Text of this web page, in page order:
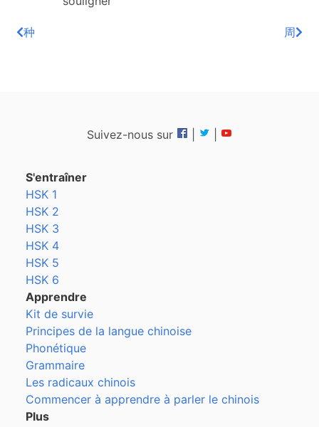
种 周
Suivez-nous sur
S'entraîner
HSK 1
HSK 2
HSK 3
HSK 4
HSK 5
HSK 6
Apprendre
Kit de survie
Principes de la langue chinoise
Phonétique
Grammaire
Les radicaux chinois
Commencer à apprendre à parler le chinois
Plus